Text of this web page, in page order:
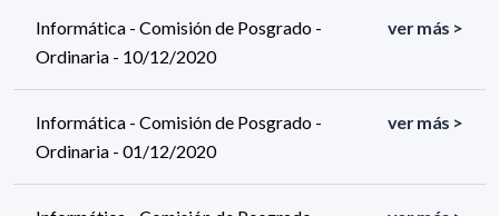
Informática - Comisión de Posgrado -
Ordinaria - 10/12/2020
ver más >
Informática - Comisión de Posgrado -
Ordinaria - 01/12/2020
ver más >